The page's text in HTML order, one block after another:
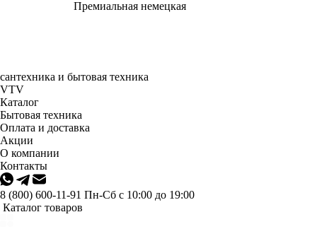
Премиальная немецкая
сантехника и бытовая техника
VTV
Каталог
Бытовая техника
Оплата и доставка
Акции
О компании
Контакты
8 (800) 600-11-91 Пн-Сб с 10:00 до 19:00
Каталог товаров